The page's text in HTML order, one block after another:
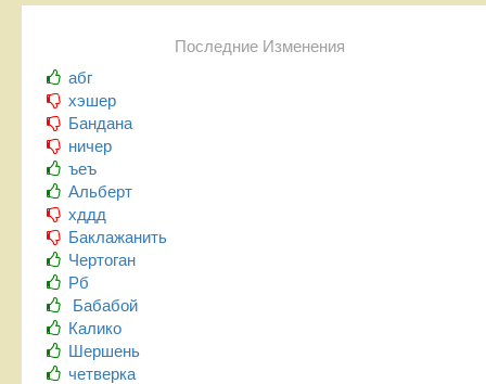
Последние Изменения
абг
хэшер
Бандана
ничер
ъеъ
Альберт
хддд
Баклажанить
Чертоган
Рб
Бабабой
Калико
Шершень
четверка